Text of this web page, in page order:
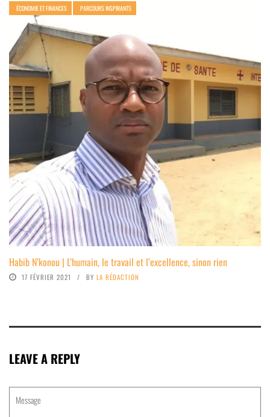
ÉCONOMIE ET FINANCES PARCOURS INSPIRANTS
Habib N’konou | L’humain, le travail et l’excellence, sinon rien
17 FÉVRIER 2021 BY LA RÉDACTION
LEAVE A REPLY